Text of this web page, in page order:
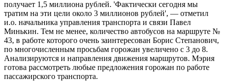
получает 1,5 миллиона рублей. 'Фактически сегодня мы
тратим на эти цели около 3 миллионов рублей', — отметил
и.о. начальника управления транспорта и связи Павел
Минькин. Тем не менее, количество автобусов на маршруте №
43, в работе которого очень заинтересован Борис Степанович,
по многочисленным просьбам горожан увеличено с 3 до 8.
Анализируются и направления движения маршрутов. Мэрия
готова рассмотреть любые предложения горожан по работе
пассажирского транспорта.